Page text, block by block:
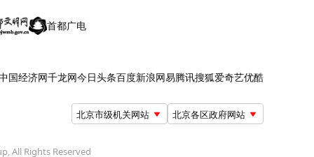
首都广电
国经济网千龙网今日头条百度新浪网易腾讯搜狐爱奇艺优酷
北京市级机关网站 北京各区政府网站
All Rights Reserved